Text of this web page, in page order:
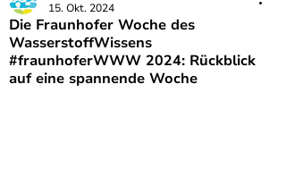
Die Fraunhofer Woche des
WasserstoffWissens
#fraunhoferWWW 2024: Rückblick
auf eine spannende Woche
15. Okt. 2024